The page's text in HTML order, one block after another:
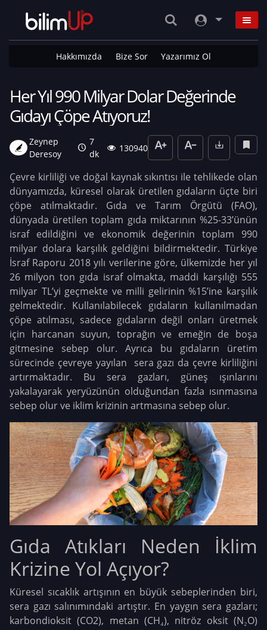
Hakkımızda Bize Sor Yazarımız Ol
Her Yıl 990 Milyar Dolar Değerinde
Gıdayı Çöpe Atıyoruz!
Zeynep
Deresoy
7
dk
130940
Çevre kirliliği ve doğal kaynak sıkıntısı ile tehlikede olan
dünyamızda, küresel olarak üretilen gıdaların üçte biri
çöpe atılmaktadır. Gıda ve Tarım Örgütü (FAO),
dünyada üretilen toplam gıda miktarının %25-33’ünün
israf edildiğini ve ekonomik değerinin toplam 990
milyar dolara karşılık geldiğini bildirmektedir. Türkiye
İsraf Raporu 2018 yılı verilerine göre, ülkemizde her yıl
26 milyon ton gıda israf olmakta, maddi karşılığı 555
milyar TL’yi geçmekte ve milli gelirinin %15’ine karşılık
gelmektedir. Kullanılabilecek gıdaların kullanılmadan
çöpe atılması, sadece gıdaların değil onları üretmek
için harcanan suyun, toprağın ve emeğin de boşa
gitmesine sebep olur. Ayrıca bu gıdaların üretim
sürecinde çevreye yayılan sera gazı da çevre kirliliğini
artırmaktadır. Bu sera gazları, güneş ışınlarını
yakalayarak yeryüzünün olduğundan fazla ısınmasına
sebep olur ve iklim krizinin artmasına sebep olur.
Gıda Atıkları Neden İklim
Krizine Yol Açıyor?
Küresel sıcaklık artışının en büyük sebeplerinden biri,
sera gazı salınımındaki artıştır. En yaygın sera gazları;
karbondioksit (CO2), metan (CH₄), nitröz oksit (N₂O)